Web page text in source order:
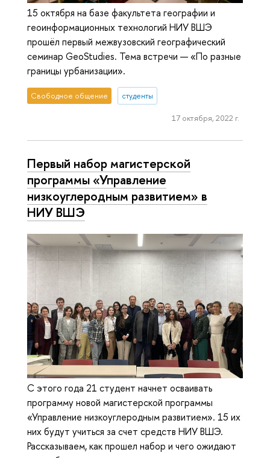
15 октября на базе факультета географии и
геоинформационных технологий НИУ ВШЭ
прошёл первый межвузовский географический
семинар GeoStudies. Тема встречи — «По разные
границы урбанизации».
Свободное общение студенты
17 октября, 2022 г.
Первый набор магистерской
программы «Управление
низкоуглеродным развитием» в
НИУ ВШЭ
С этого года 21 студент начнет осваивать
программу новой магистерской программы
«Управление низкоуглеродным развитием». 15 их
них будут учиться за счет средств НИУ ВШЭ.
Рассказываем, как прошел набор и чего ожидают